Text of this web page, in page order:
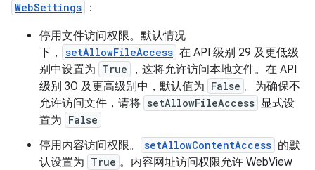
WebSettings
：
停用文件访问权限。默认情况
下，
setAllowFileAccess 在 API 级别 29 及更低级
别中设置为 True
，这将允许访问本地文件。在 API
级别 30 及更高级别中，默认值为 False 。为确保不
允许访问文件，请将 setAllowFileAccess 显式设
置为 False
停用内容访问权限。 setAllowContentAccess 的默
认设置为 True 。内容网址访问权限允许 WebView